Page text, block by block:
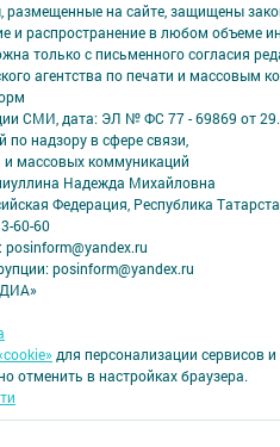
на сайте, защищены
и распространение в любом объеме
только с письменного согласия
агентства по печати и массовым
СМИ, дата: ЭЛ № ФС 77 - 69869 от
надзору в сфере связи,
массовых коммуникаций
Надежда Михайловна
Федерация, Республика
60-60
posinform@yandex.ru
для персонализации сервисов
отменить в настройках браузера.